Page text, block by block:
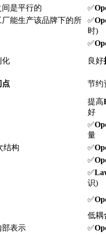
间是平行的 ✅
厂能生产该品牌下的所
✅
时)
✅
化 良好
点 节约
提高
好
✅
量
结构 ✅
✅
✅
识)
✅
低耦
部表示 ✅